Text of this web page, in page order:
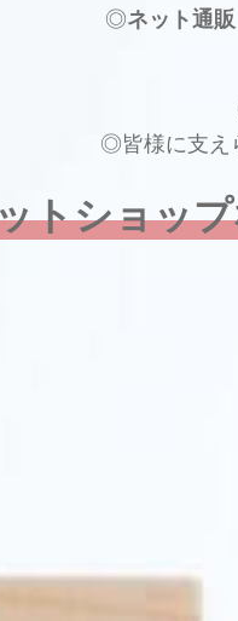
◎ネット通
◎皆様に支え
トショッ